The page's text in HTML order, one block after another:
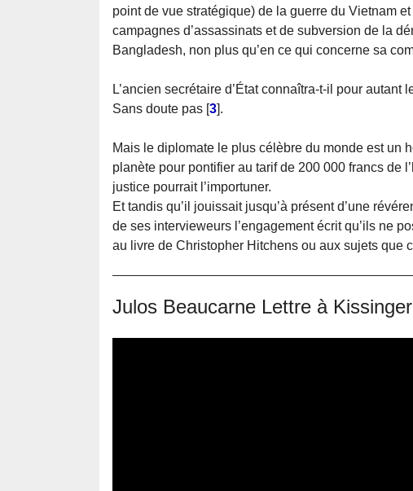
point de vue stratégique) de la guerre du Vietnam
campagnes d’assassinats et de subversion de la
Bangladesh, non plus qu’en ce qui concerne sa
L’ancien secrétaire d’État connaîtra-t-il pour
Sans doute pas [3].
Mais le diplomate le plus célèbre du monde est un
planète pour pontifier au tarif de 200 000 francs de
justice pourrait l’importuner.
Et tandis qu’il jouissait jusqu’à présent d’une
de ses intervieweurs l’engagement écrit qu’ils ne
au livre de Christopher Hitchens ou aux sujets que
Julos Beaucarne Lettre à Kissinger